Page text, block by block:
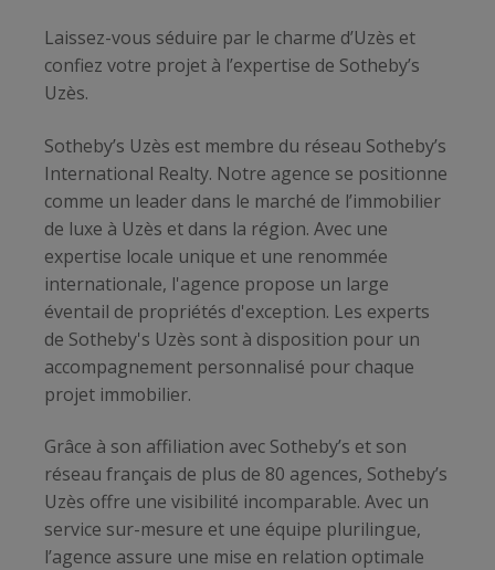
Laissez-vous séduire par le charme d’Uzès et
confiez votre projet à l’expertise de Sotheby’s
Uzès.
Sotheby’s Uzès est membre du réseau Sotheby’s
International Realty. Notre agence se positionne
comme un leader dans le marché de l’immobilier
de luxe à Uzès et dans la région. Avec une
expertise locale unique et une renommée
internationale, l'agence propose un large
éventail de propriétés d'exception. Les experts
de Sotheby's Uzès sont à disposition pour un
accompagnement personnalisé pour chaque
projet immobilier.
Grâce à son affiliation avec Sotheby’s et son
réseau français de plus de 80 agences, Sotheby’s
Uzès offre une visibilité incomparable. Avec un
service sur-mesure et une équipe plurilingue,
l’agence assure une mise en relation optimale